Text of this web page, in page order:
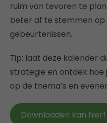
ruim van tevoren te
beter af te stemmen op
gebeurtenissen.
Tip: laat deze kalender
strategie en ontdek hoe
op de thema’s en
Downloaden kan hier!